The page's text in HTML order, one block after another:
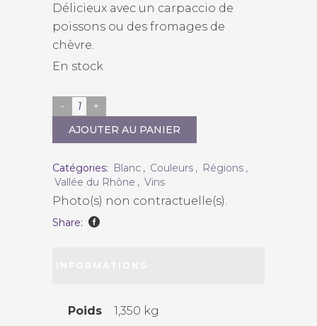
Délicieux avec un carpaccio de
poissons ou des fromages de
chèvre.
En stock
Malmont
"Séguret"
2019
quantity
AJOUTER AU PANIER
Catégories: Blanc , Couleurs , Régions ,
Vallée du Rhône , Vins
Photo(s) non contractuelle(s).
Share:
Poids 1,350 kg